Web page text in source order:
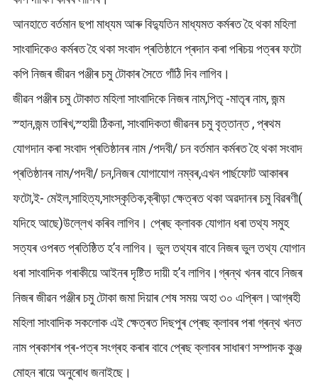
আনহাতে বৰ্তমান ছপা মাধ্যম আৰু বিদ্যুতিন মাধ্যমত কৰ্মৰত হৈ থকা মহিলা
সাংবাদিকেও কৰ্মৰত হৈ থকা সংবাদ প্ৰতিষ্ঠানে প্ৰদান কৰা পৰিচয় পত্ৰৰ ফটো
কপি নিজৰ জীৱন পঞ্জীৰ চমু টোকাৰ সৈতে গাঁঠি দিব লাগিব।
জীৱন পঞ্জীৰ চমু টোকাত মহিলা সাংবাদিকে নিজৰ নাম,পিতৃ -মাতৃৰ নাম, জন্ম
স্হান,জন্ম তাৰিখ,স্হায়ী ঠিকনা, সাংবাদিকতা জীৱনৰ চমু বৃত্তান্ত , প্ৰথম
যোগদান কৰা সংবাদ প্ৰতিষ্ঠানৰ নাম /পদবী/ চন বৰ্তমান কৰ্মৰত হৈ থকা সংবাদ
প্ৰতিষ্ঠানৰ নাম/পদবী/ চন,নিজৰ যোগাযোগ নম্বৰ,এখন পাৰ্ছফোট আকাৰৰ
ফটো,ই- মেইল,সাহিত্য,সাংস্কৃতিক,ক্ৰীড়া ক্ষেত্ৰত থকা অৱদানৰ চমু বিৱৰণী(
যদিহে আছে)উল্লেখ কৰিব লাগিব। প্ৰেছ ক্লাবক যোগান ধৰা তথ্য সমুহ
সত্যৰ ওপৰত প্ৰতিষ্ঠিত হ’ব লাগিব। ভুল তথ্যৰ বাবে নিজৰ ভুল তথ্য যোগান
ধৰা সাংবাদিক গৰাকীয়ে আইনৰ দৃষ্টিত দায়ী হ’ব লাগিব।গ্ৰন্থ খনৰ বাবে নিজৰ
নিজৰ জীৱন পঞ্জীৰ চমু টোকা জমা দিয়াৰ শেষ সময় অহা ৩০ এপ্ৰিল।আগ্ৰহী
মহিলা সাংবাদিক সকলোক এই ক্ষেত্ৰত দিছপুৰ প্ৰেছ ক্লাবৰ পৰা গ্ৰন্থ খনত
নাম প্ৰকাশৰ প্ৰ-পত্ৰ সংগ্ৰহ কৰাৰ বাবে প্ৰেছ ক্লাবৰ সাধাৰণ সম্পাদক কুঞ্জ
মোহন ৰায়ে অনুৰোধ জনাইছে।